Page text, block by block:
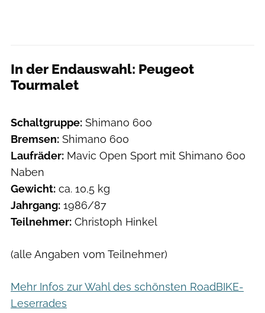
In der Endauswahl: Peugeot
Tourmalet
Schaltgruppe: Shimano 600
Bremsen: Shimano 600
Laufräder: Mavic Open Sport mit Shimano 600
Naben
Gewicht: ca. 10,5 kg
Jahrgang: 1986/87
Teilnehmer: Christoph Hinkel
(alle Angaben vom Teilnehmer)
Mehr Infos zur Wahl des schönsten RoadBIKE-
Leserrades